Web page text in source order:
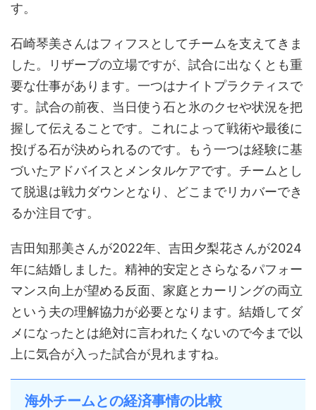
す。
石崎琴美さんはフィフスとしてチームを支えてきま
した。リザーブの立場ですが、試合に出なくとも重
要な仕事があります。一つはナイトプラクティスで
す。試合の前夜、当日使う石と氷のクセや状況を把
握して伝えることです。これによって戦術や最後に
投げる石が決められるのです。もう一つは経験に基
づいたアドバイスとメンタルケアです。チームとし
て脱退は戦力ダウンとなり、どこまでリカバーでき
るか注目です。
吉田知那美さんが2022年、吉田夕梨花さんが2024
年に結婚しました。精神的安定とさらなるパフォー
マンス向上が望める反面、家庭とカーリングの両立
という夫の理解協力が必要となります。結婚してダ
メになったとは絶対に言われたくないので今まで以
上に気合が入った試合が見れますね。
海外チームとの経済事情の比較